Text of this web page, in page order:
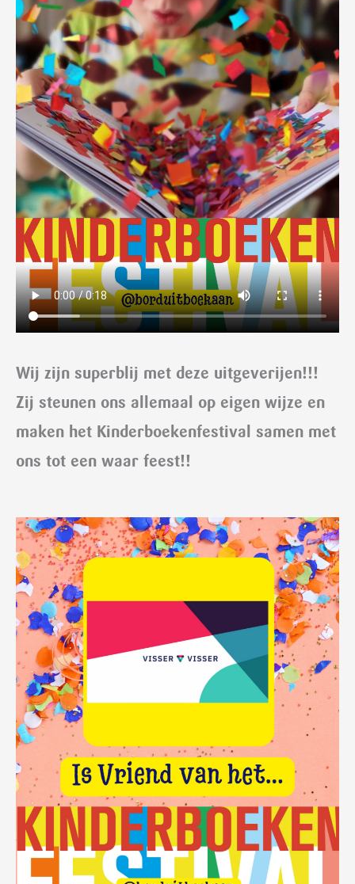
Wij zijn superblij met deze uitgeverijen!!!
Zij steunen ons allemaal op eigen wijze en
maken het Kinderboekenfestival samen met
ons tot een waar feest!!